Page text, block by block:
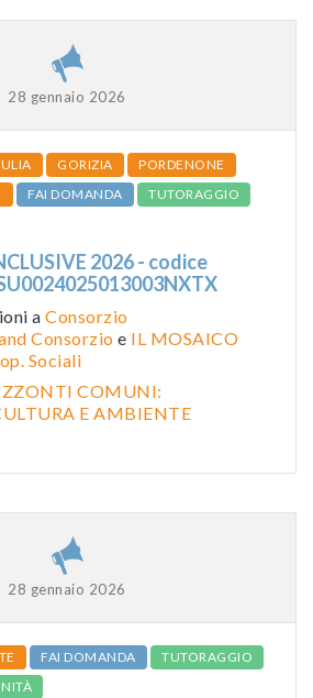
28 gennaio 2026
GORIZIA
PORDENONE
FAI DOMANDA
TUTORAGGIO
2026 - codice
a Consorzio
Consorzio e IL MOSAICO
Sociali
COMUNI:
E AMBIENTE
28 gennaio 2026
FAI DOMANDA
TUTORAGGIO